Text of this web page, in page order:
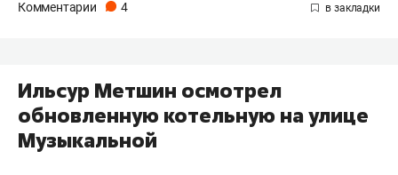
Комментарии 4
Ильсур Метшин осмотрел
обновленную котельную на улице
Музыкальной